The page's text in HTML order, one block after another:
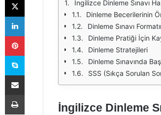
İngilizce Dinleme Sınavı
Dinleme Becerilerinin
Dinleme Sınavı
Dinleme Pratiği İçin
Dinleme Stratejileri
Dinleme Sınavında
SSS (Sıkça Sorulan
İngilizce Dinleme
LinkedIn
Pinterest
Skype
E-Posta ile paylaş